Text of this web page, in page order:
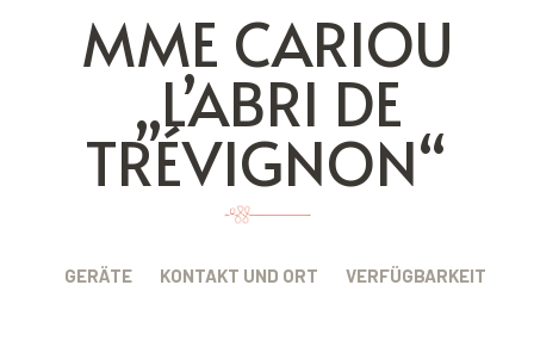
MME CARIOU
„L’ABRI DE
TRÉVIGNON“
GERÄTE KONTAKT UND ORT VERFÜGBARKEIT